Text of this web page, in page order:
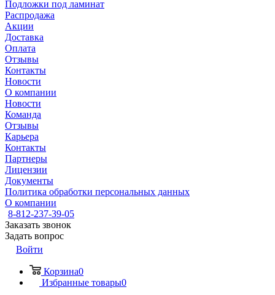
Подложки под ламинат
Распродажа
Акции
Доставка
Оплата
Отзывы
Контакты
Новости
О компании
Новости
Команда
Отзывы
Карьера
Контакты
Партнеры
Лицензии
Документы
Политика обработки персональных данных
О компании
8-812-237-39-05
Заказать звонок
Задать вопрос
Войти
Корзина0
Избранные товары0